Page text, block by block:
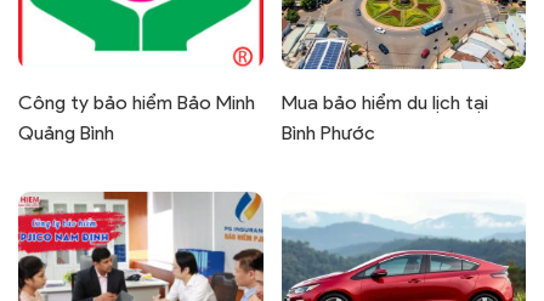
Công ty bảo hiểm Bảo Minh
Quảng Bình
Mua bảo hiểm du lịch tại
Bình Phước